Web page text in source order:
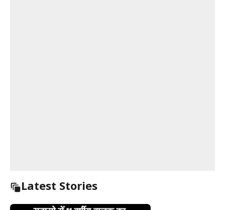
Latest Stories